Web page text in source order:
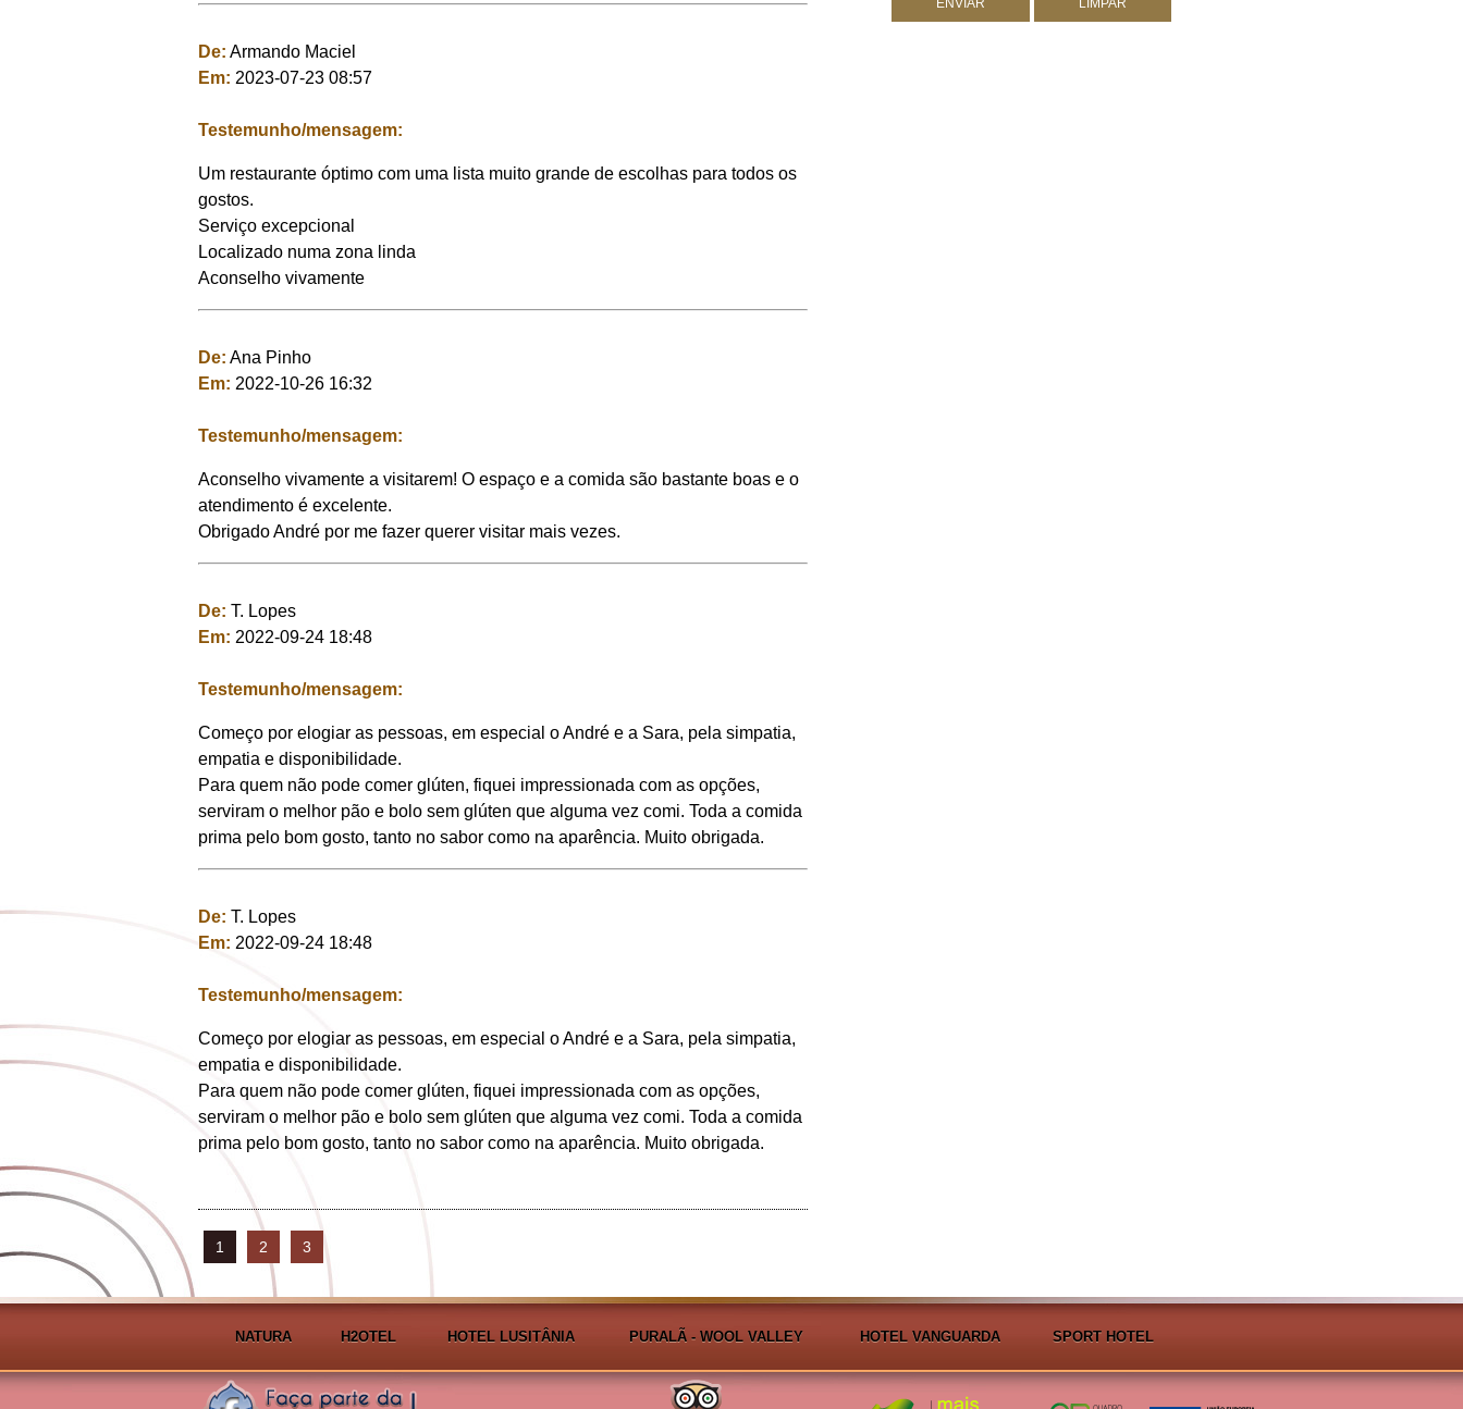
De: Armando Maciel
Em: 2023-07-23 08:57
Testemunho/mensagem:
Um restaurante óptimo com uma lista muito grande de escolhas para todos os
gostos.
Serviço excepcional
Localizado numa zona linda
Aconselho vivamente
De: Ana Pinho
Em: 2022-10-26 16:32
Testemunho/mensagem:
Aconselho vivamente a visitarem! O espaço e a comida são bastante boas e o
atendimento é excelente.
Obrigado André por me fazer querer visitar mais vezes.
De: T. Lopes
Em: 2022-09-24 18:48
Testemunho/mensagem:
Começo por elogiar as pessoas, em especial o André e a Sara, pela simpatia,
empatia e disponibilidade.
Para quem não pode comer glúten, fiquei impressionada com as opções,
serviram o melhor pão e bolo sem glúten que alguma vez comi. Toda a comida
prima pelo bom gosto, tanto no sabor como na aparência. Muito obrigada.
De: T. Lopes
Em: 2022-09-24 18:48
Testemunho/mensagem:
Começo por elogiar as pessoas, em especial o André e a Sara, pela simpatia,
empatia e disponibilidade.
Para quem não pode comer glúten, fiquei impressionada com as opções,
serviram o melhor pão e bolo sem glúten que alguma vez comi. Toda a comida
prima pelo bom gosto, tanto no sabor como na aparência. Muito obrigada.
1 2 3
NATURA H2OTEL HOTEL LUSITÂNIA PURALÃ - WOOL VALLEY HOTEL VANGUARDA SPORT HOTEL